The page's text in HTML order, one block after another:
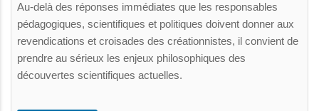
Au-delà des réponses immédiates que les responsables
pédagogiques, scientifiques et politiques doivent donner aux
revendications et croisades des créationnistes, il convient de
prendre au sérieux les enjeux philosophiques des
découvertes scientifiques actuelles.